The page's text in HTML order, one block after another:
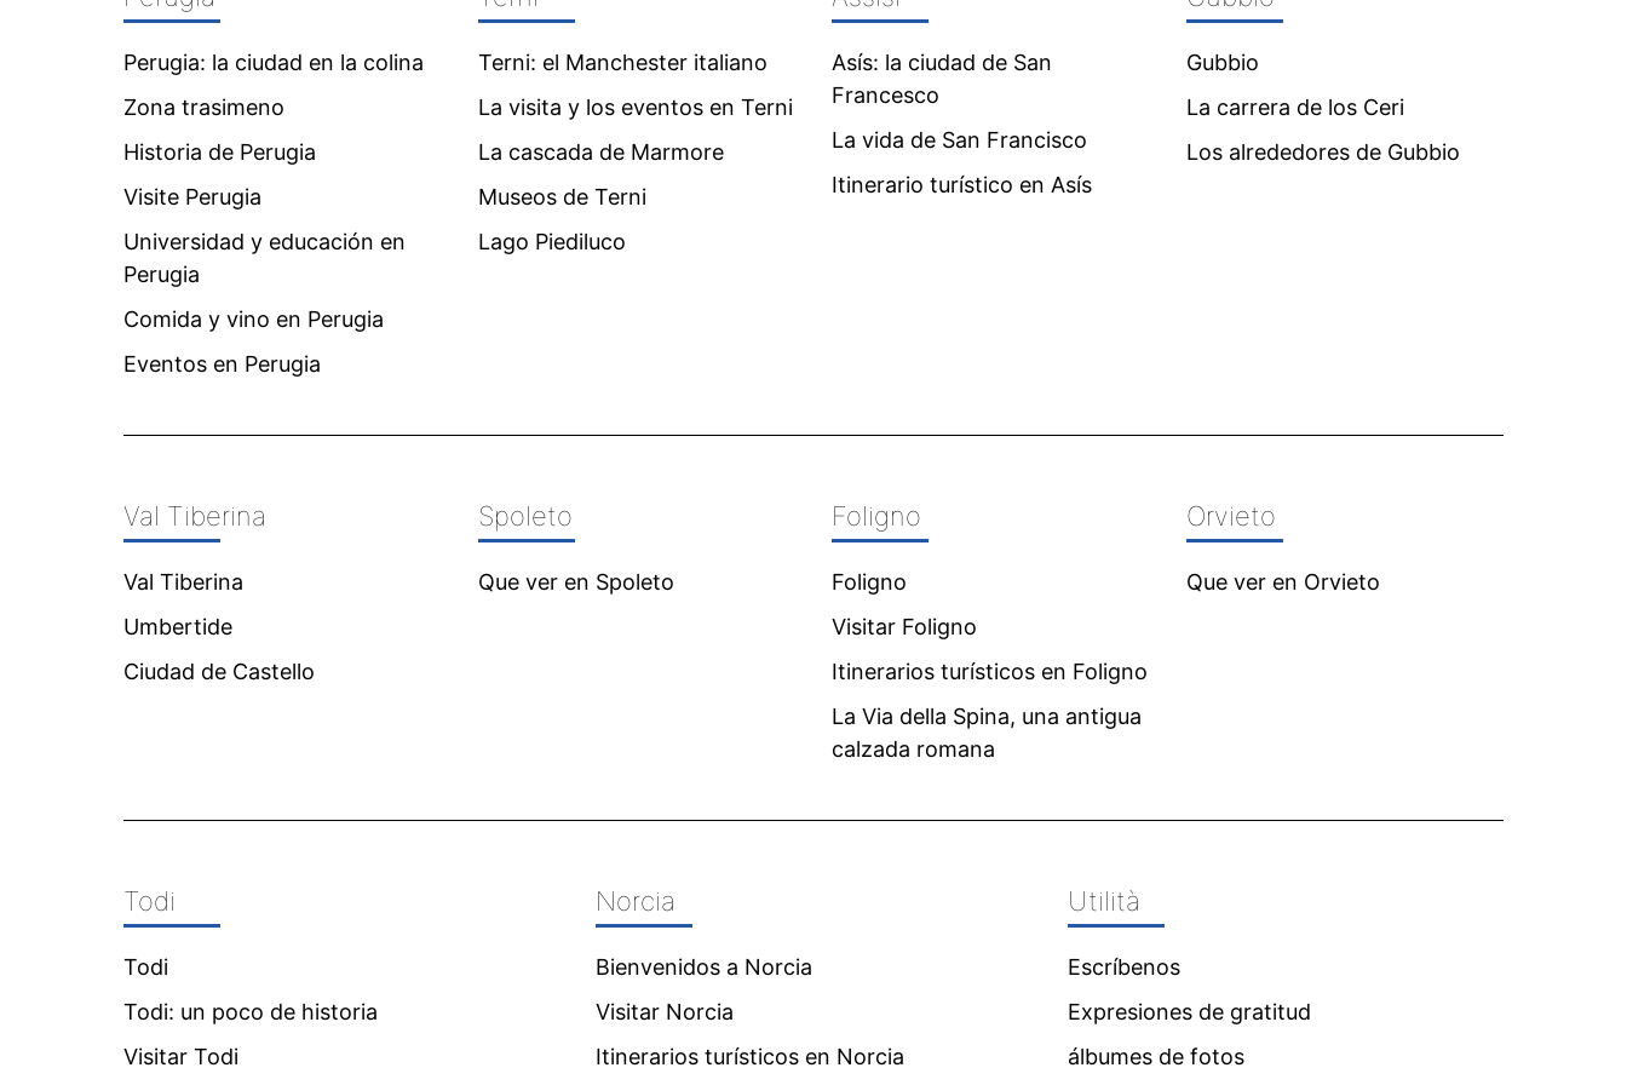
Perugia: la ciudad en la colina
Zona trasimeno
Historia de Perugia
Visite Perugia
Universidad y educación en
Perugia
Comida y vino en Perugia
Eventos en Perugia
Terni: el Manchester italiano
La visita y los eventos en Terni
La cascada de Marmore
Museos de Terni
Lago Piediluco
Asís: la ciudad de San
Francesco
La vida de San Francisco
Itinerario turístico en Asís
Gubbio
La carrera de los Ceri
Los alrededores de Gubbio
Val Tiberina
Val Tiberina
Umbertide
Ciudad de Castello
Spoleto
Que ver en Spoleto
Foligno
Foligno
Visitar Foligno
Itinerarios turísticos en Foligno
La Via della Spina, una antigua
calzada romana
Orvieto
Que ver en Orvieto
Todi
Todi
Todi: un poco de historia
Visitar Todi
Norcia
Bienvenidos a Norcia
Visitar Norcia
Itinerarios turísticos en Norcia
Utilità
Escríbenos
Expresiones de gratitud
álbumes de fotos